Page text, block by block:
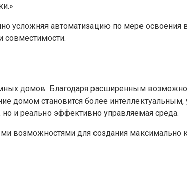
усложняя автоматизацию по мере освоения
совместимости.
домов. Благодаря расширенным
домом становится более
и реально эффективно управляемая среда.
возможностями для создания